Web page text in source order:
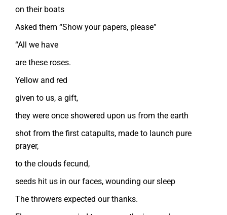
on their boats
Asked them “Show your papers, please”
“All we have
are these roses.
Yellow and red
given to us, a gift,
they were once showered upon us from the earth
shot from the first catapults, made to launch pure
prayer,
to the clouds fecund,
seeds hit us in our faces, wounding our sleep
The throwers expected our thanks.